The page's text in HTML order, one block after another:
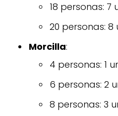
18 personas: 7
20 personas: 8
Morcilla:
4 personas: 1
6 personas: 2
8 personas: 3